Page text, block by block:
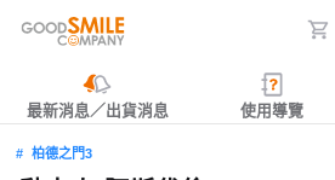
最新消息／出貨消息 使用導覽
柏德之門3